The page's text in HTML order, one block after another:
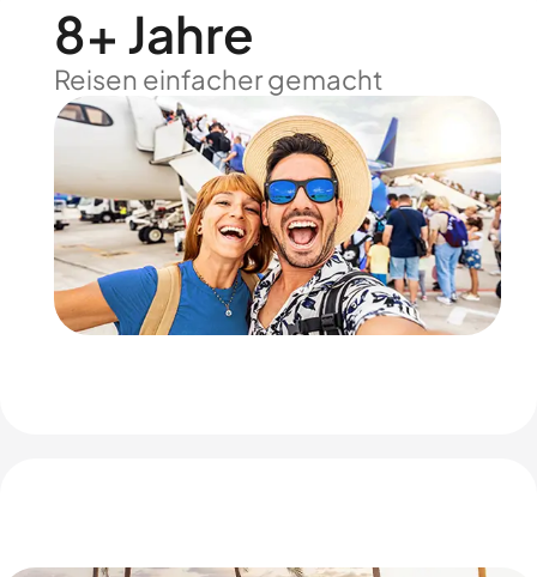
8+ Jahre
Reisen einfacher gemacht